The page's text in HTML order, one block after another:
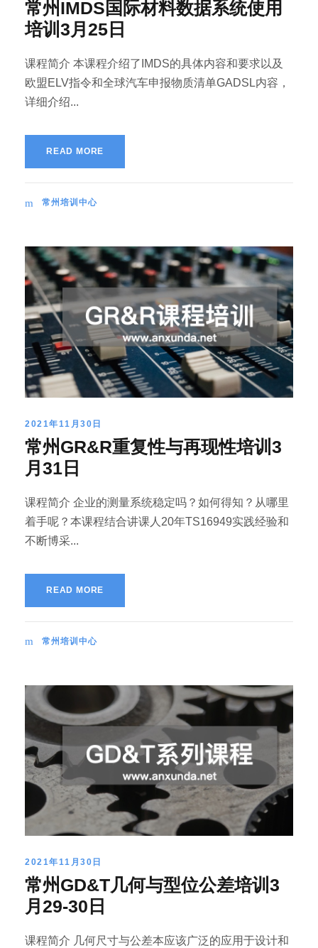
常州IMDS国际材料数据系统使用
培训3月25日
课程简介 本课程介绍了IMDS的具体内容和要求以及
欧盟ELV指令和全球汽车申报物质清单GADSL内容，
详细介绍...
READ MORE
常州培训中心
2021年11月30日
常州GR&R重复性与再现性培训3
月31日
课程简介 企业的测量系统稳定吗？如何得知？从哪里
着手呢？本课程结合讲课人20年TS16949实践经验和
不断博采...
READ MORE
常州培训中心
2021年11月30日
常州GD&T几何与型位公差培训3
月29-30日
课程简介 几何尺寸与公差本应该广泛的应用于设计和